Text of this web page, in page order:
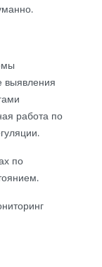
выявления
работа по
по